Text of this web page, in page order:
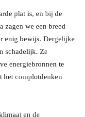
plat is, en bij de
zagen we een breed
enig bewijs. Dergelijke
schadelijk. Ze
energiebronnen te
het complotdenken
en de